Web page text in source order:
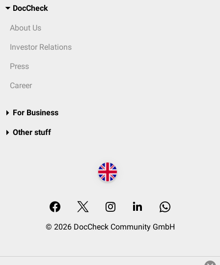
DocCheck
About Us
Investor Relations
Press
Career
For Business
Other stuff
© 2026 DocCheck Community GmbH